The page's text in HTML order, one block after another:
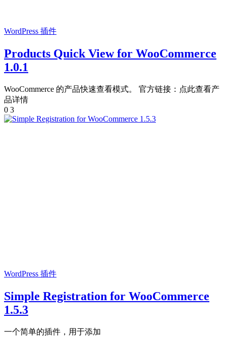
WordPress 插件
Products Quick View for WooCommerce
1.0.1
WooCommerce 的产品快速查看模式。 官方链接：点此查看产
品详情
0 3
WordPress 插件
Simple Registration for WooCommerce
1.5.3
一个简单的插件，用于添加